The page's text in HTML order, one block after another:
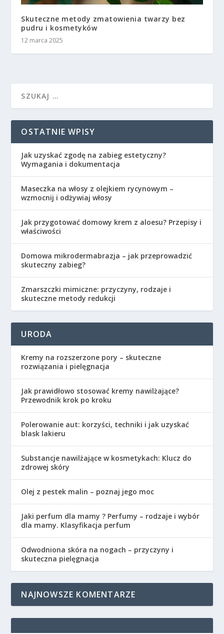
Skuteczne metody zmatowienia twarzy bez
pudru i kosmetyków
12 marca 2025
OSTATNIE WPISY
Jak uzyskać zgodę na zabieg estetyczny?
Wymagania i dokumentacja
Maseczka na włosy z olejkiem rycynowym –
wzmocnij i odżywiaj włosy
Jak przygotować domowy krem z aloesu? Przepisy i
właściwości
Domowa mikrodermabrazja – jak przeprowadzić
skuteczny zabieg?
Zmarszczki mimiczne: przyczyny, rodzaje i
skuteczne metody redukcji
URODA
Kremy na rozszerzone pory – skuteczne
rozwiązania i pielęgnacja
Jak prawidłowo stosować kremy nawilżające?
Przewodnik krok po kroku
Polerowanie aut: korzyści, techniki i jak uzyskać
blask lakieru
Substancje nawilżające w kosmetykach: Klucz do
zdrowej skóry
Olej z pestek malin – poznaj jego moc
Jaki perfum dla mamy ? Perfumy – rodzaje i wybór
dla mamy. Klasyfikacja perfum
Odwodniona skóra na nogach – przyczyny i
skuteczna pielęgnacja
NAJNOWSZE KOMENTARZE